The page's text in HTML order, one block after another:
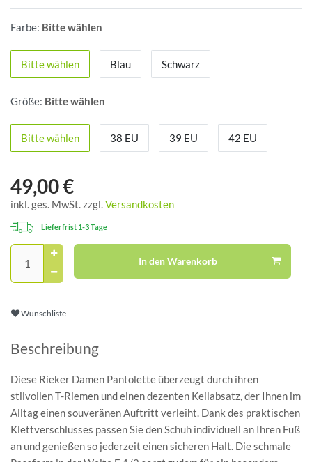
Farbe: Bitte wählen
Bitte wählen Blau Schwarz
Größe: Bitte wählen
Bitte wählen 38 EU 39 EU 42 EU
49,00 €
inkl. ges. MwSt. zzgl.Versandkosten
Lieferfrist 1-3 Tage
In den Warenkorb
Wunschliste
Beschreibung
Diese Rieker Damen Pantolette überzeugt durch ihren
stilvollen T-Riemen und einen dezenten Keilabsatz, der Ihnen im
Alltag einen souveränen Auftritt verleiht. Dank des praktischen
Klettverschlusses passen Sie den Schuh individuell an Ihren Fuß
an und genießen so jederzeit einen sicheren Halt. Die schmale